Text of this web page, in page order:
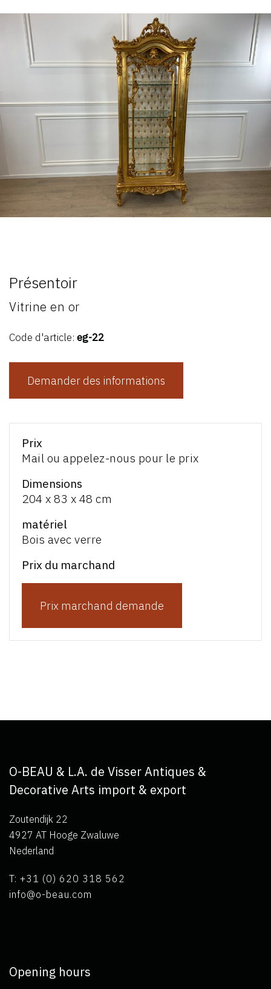
Présentoir
Vitrine en or
Code d'article: eg-22
Demander des informations
Prix
Mail ou appelez-nous pour le prix
Dimensions
204 x 83 x 48 cm
matériel
Bois avec verre
Prix du marchand
Prix marchand demande
O-BEAU & L.A. de Visser Antiques &
Decorative Arts import & export
Zoutendijk 22
4927 AT Hooge Zwaluwe
Nederland
T: +31 (0) 620 318 562
info@o-beau.com
Opening hours